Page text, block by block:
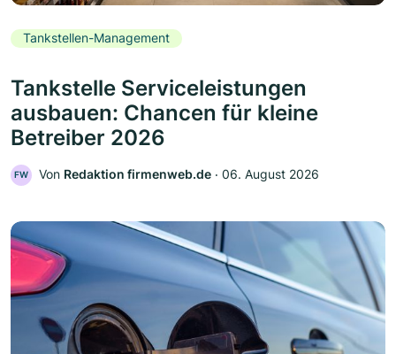
Tankstellen-Management
Tankstelle Serviceleistungen
ausbauen: Chancen für kleine
Betreiber 2026
FW Von Redaktion firmenweb.de ‧ 06. August 2026